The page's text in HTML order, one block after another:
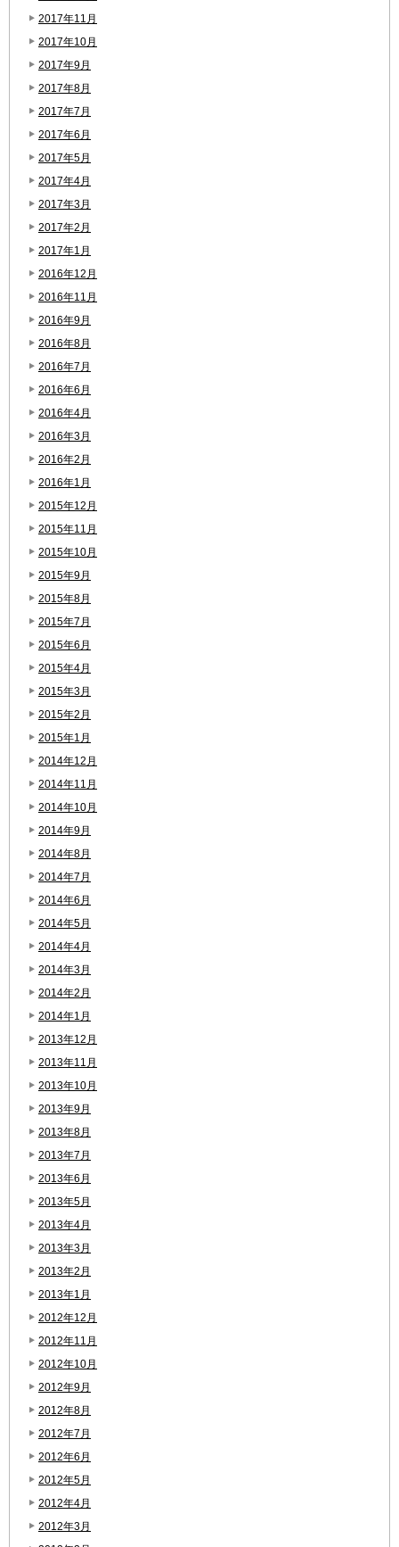
2017年11月
2017年10月
2017年9月
2017年8月
2017年7月
2017年6月
2017年5月
2017年4月
2017年3月
2017年2月
2017年1月
2016年12月
2016年11月
2016年9月
2016年8月
2016年7月
2016年6月
2016年4月
2016年3月
2016年2月
2016年1月
2015年12月
2015年11月
2015年10月
2015年9月
2015年8月
2015年7月
2015年6月
2015年4月
2015年3月
2015年2月
2015年1月
2014年12月
2014年11月
2014年10月
2014年9月
2014年8月
2014年7月
2014年6月
2014年5月
2014年4月
2014年3月
2014年2月
2014年1月
2013年12月
2013年11月
2013年10月
2013年9月
2013年8月
2013年7月
2013年6月
2013年5月
2013年4月
2013年3月
2013年2月
2013年1月
2012年12月
2012年11月
2012年10月
2012年9月
2012年8月
2012年7月
2012年6月
2012年5月
2012年4月
2012年3月